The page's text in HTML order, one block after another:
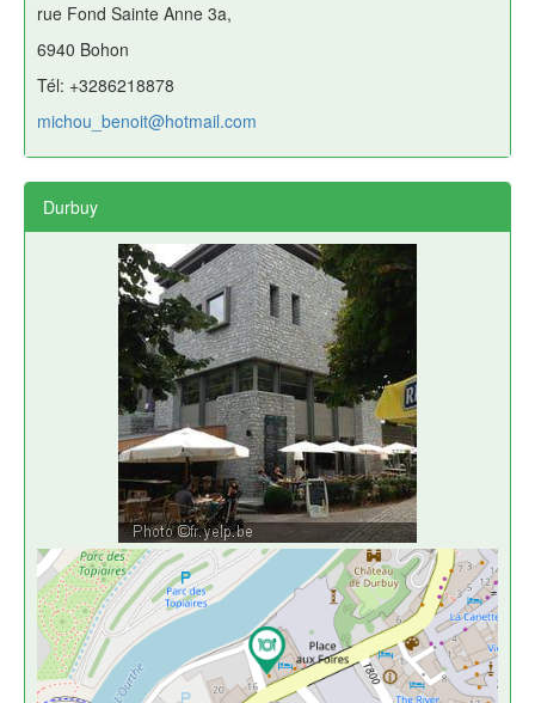
rue Fond Sainte Anne 3a,
6940 Bohon
Tél: +3286218878
michou_benoit@hotmail.com
Durbuy